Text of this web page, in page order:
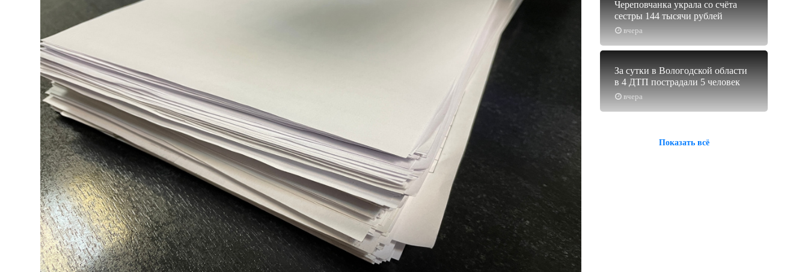
вчера
Череповчанка украла со счёта
сестры 144 тысячи рублей
вчера
За сутки в Вологодской области
в 4 ДТП пострадали 5 человек
Показать всё